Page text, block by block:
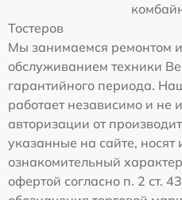
Тостеров
Мы занимаемся ремонтом
обслуживанием техники
гарантийного периода.
работает независимо и не
авторизации от
указанные на сайте, носят
ознакомительный
офертой согласно п. 2 ст.